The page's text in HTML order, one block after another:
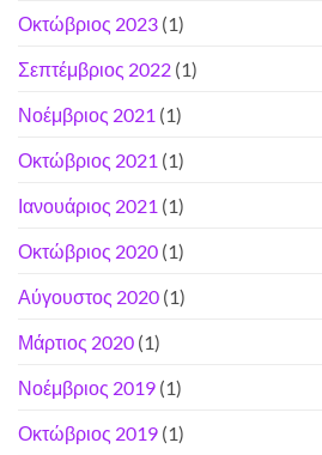
Οκτώβριος 2023 (1)
Σεπτέμβριος 2022 (1)
Νοέμβριος 2021 (1)
Οκτώβριος 2021 (1)
Ιανουάριος 2021 (1)
Οκτώβριος 2020 (1)
Αύγουστος 2020 (1)
Μάρτιος 2020 (1)
Νοέμβριος 2019 (1)
Οκτώβριος 2019 (1)